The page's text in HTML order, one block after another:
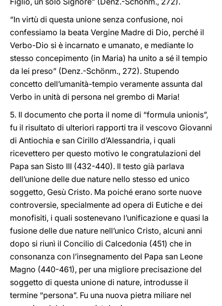
“In virtù di questa unione senza confusione, noi
confessiamo la beata Vergine Madre di Dio, perché il
Verbo-Dio si è incarnato e umanato, e mediante lo
stesso concepimento (in Maria) ha unito a sé il tempio
da lei preso” (Denz.-Schönm., 272). Stupendo
concetto dell’umanità-tempio veramente assunta dal
Verbo in unità di persona nel grembo di Maria!
5. Il documento che porta il nome di “formula unionis”,
fu il risultato di ulteriori rapporti tra il vescovo Giovanni
di Antiochia e san Cirillo d’Alessandria, i quali
ricevettero per questo motivo le congratulazioni del
Papa san Sisto III (432-440). Il testo già parlava
dell’unione delle due nature nello stesso ed unico
soggetto, Gesù Cristo. Ma poiché erano sorte nuove
controversie, specialmente ad opera di Eutiche e dei
monofisiti, i quali sostenevano l’unificazione e quasi la
fusione delle due nature nell’unico Cristo, alcuni anni
dopo si riunì il Concilio di Calcedonia (451) che in
consonanza con l’insegnamento del Papa san Leone
Magno (440-461), per una migliore precisazione del
soggetto di questa unione di nature, introdusse il
termine “persona”. Fu una nuova pietra miliare nel